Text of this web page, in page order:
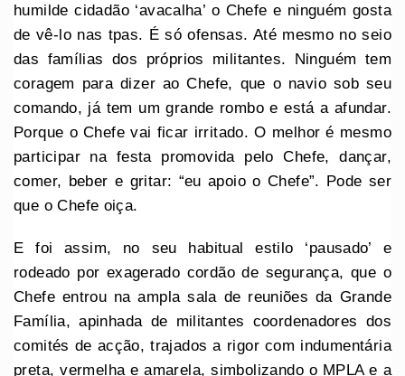
humilde cidadão ‘avacalha’ o Chefe e ninguém gosta
de vê-lo nas tpas. É só ofensas. Até mesmo no seio
das famílias dos próprios militantes. Ninguém tem
coragem para dizer ao Chefe, que o navio sob seu
comando, já tem um grande rombo e está a afundar.
Porque o Chefe vai ficar irritado. O melhor é mesmo
participar na festa promovida pelo Chefe, dançar,
comer, beber e gritar: “eu apoio o Chefe”. Pode ser
que o Chefe oiça.
E foi assim, no seu habitual estilo ‘pausado’ e
rodeado por exagerado cordão de segurança, que o
Chefe entrou na ampla sala de reuniões da Grande
Família, apinhada de militantes coordenadores dos
comités de acção, trajados a rigor com indumentária
preta, vermelha e amarela, simbolizando o MPLA e a